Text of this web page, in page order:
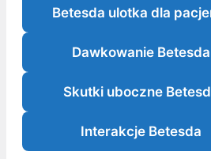
Betesda ulotka dla
Dawkowanie Betesda
Skutki uboczne
Interakcje Betesda